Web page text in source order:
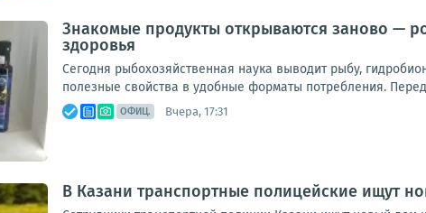
Знакомые продукты открываются заново —
здоровья
Сегодня рыбохозяйственная наука выводит рыбу,
полезные свойства в удобные форматы потребления.
ОФИЦ. Вчера, 17:31
В Казани транспортные полицейские ищут